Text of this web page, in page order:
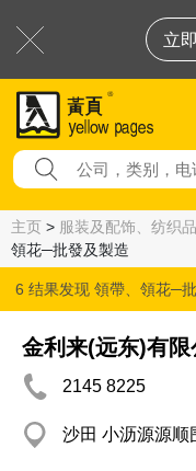
立
主页 > 服装及配饰、纺织品
領花─批發及製造
6 结果发现 領帶、領花─
金利来(远东)有限
2145 8225
沙田 小沥源源顺